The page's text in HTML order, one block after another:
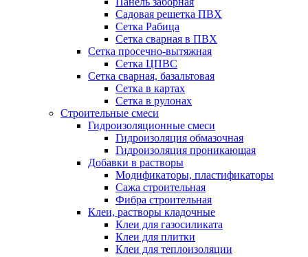
Садовая решетка ПВХ
Сетка Рабица
Сетка сварная в ПВХ
Сетка просечно-вытяжная
Сетка ЦПВС
Сетка сварная, базальтовая
Сетка в картах
Сетка в рулонах
Строительные смеси
Гидроизоляционные смеси
Гидроизоляция обмазочная
Гидроизоляция проникающая
Добавки в растворы
Модификаторы, пластификаторы
Сажа строительная
Фибра строительная
Клеи, растворы кладочные
Клеи для газосиликата
Клеи для плитки
Клеи для теплоизоляции